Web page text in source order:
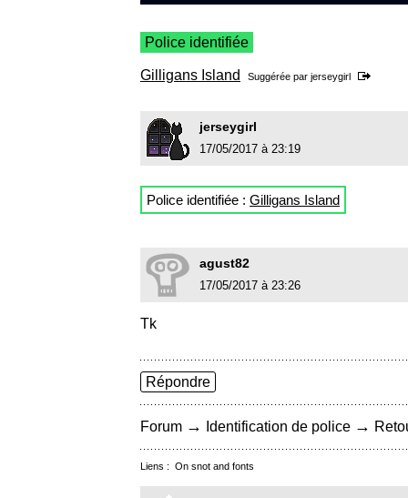
Police identifiée
Gilligans Island Suggérée par jerseygirl
jerseygirl
17/05/2017 à 23:19
Police identifiée : Gilligans Island
agust82
17/05/2017 à 23:26
Tk
Répondre
Forum → Identification de police →
Liens : On snot and fonts